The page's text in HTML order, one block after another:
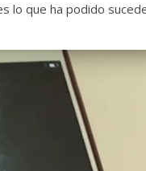
lo que ha podido